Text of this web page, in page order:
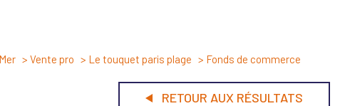
Vente pro Le touquet paris plage Fonds de commerce
RETOUR AUX RÉSULTATS